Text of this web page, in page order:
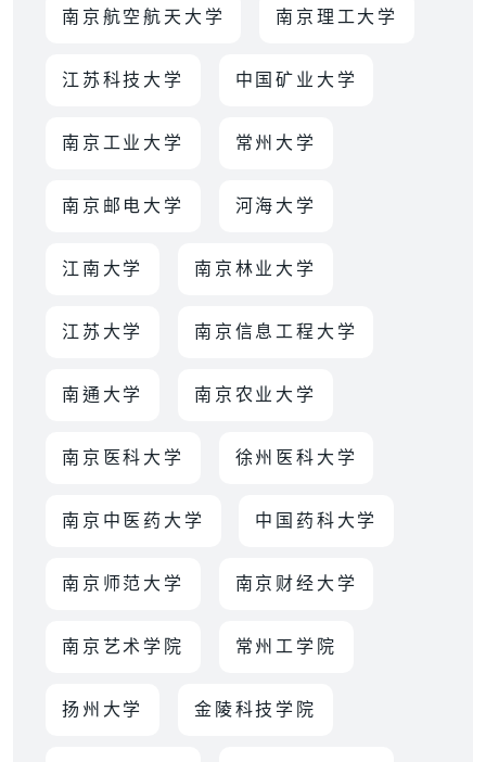
南京航空航天大学 南京理工大学
江苏科技大学 中国矿业大学
南京工业大学 常州大学
南京邮电大学 河海大学
江南大学 南京林业大学
江苏大学 南京信息工程大学
南通大学 南京农业大学
南京医科大学 徐州医科大学
南京中医药大学 中国药科大学
南京师范大学 南京财经大学
南京艺术学院 常州工学院
扬州大学 金陵科技学院